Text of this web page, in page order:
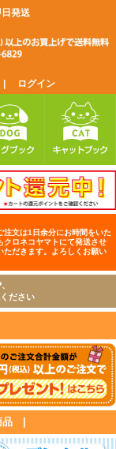
発送
ログイン
注文は1日余分にお時間をいた
クロネコヤマトにて発送させ
ただきます。よろしくお願い
ださい
品